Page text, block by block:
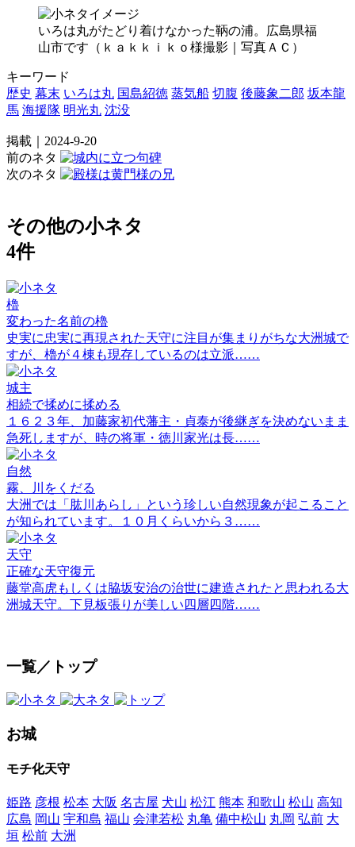
いろは丸がたどり着けなかった鞆の浦。広島県福
山市です（ｋａｋｋｉｋｏ様撮影｜写真ＡＣ）
キーワード
歴史 幕末 いろは丸 国島紹徳 蒸気船 切腹 後藤象二郎 坂本龍
馬 海援隊 明光丸 沈没
掲載｜2024-9-20
前のネタ
次のネタ
その他の小ネタ
4件
櫓
変わった名前の櫓
史実に忠実に再現された天守に注目が集まりがちな大洲城で
すが、櫓が４棟も現存しているのは立派……
城主
相続で揉めに揉める
１６２３年、加藤家初代藩主・貞泰が後継ぎを決めないまま
急死しますが、時の将軍・徳川家光は長……
自然
霧、川をくだる
大洲では「肱川あらし」という珍しい自然現象が起こること
が知られています。１０月くらいから３……
天守
正確な天守復元
藤堂高虎もしくは脇坂安治の治世に建造されたと思われる大
洲城天守。下見板張りが美しい四層四階……
一覧／トップ
お城
モチ化天守
姫路 彦根 松本 大阪 名古屋 犬山 松江 熊本 和歌山 松山 高知
広島 岡山 宇和島 福山 会津若松 丸亀 備中松山 丸岡 弘前 大
垣 松前 大洲